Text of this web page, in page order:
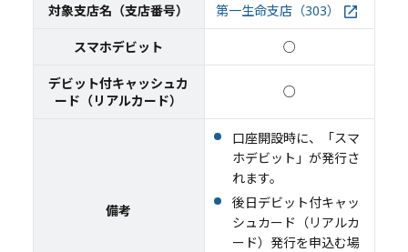
対象支店名（支店番号） 第一生命支店（303）
スマホデビット ○
デビット付キャッシュカ
ード（リアルカード）
○
備考
口座開設時に、「スマ
ホデビット」が発行さ
れます。
後日デビット付キャッ
シュカード（リアルカ
ード）発行を申込む場